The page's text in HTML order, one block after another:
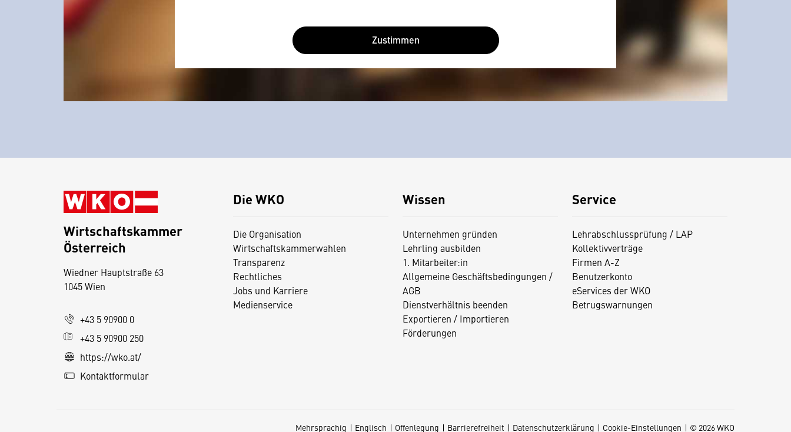
Zustimmen
Die WKO
Die Organisation
Wirtschaftskammerwahlen
Transparenz
Rechtliches
Jobs und Karriere
Medienservice
Wissen
Unternehmen gründen
Lehrling ausbilden
1. Mitarbeiter:in
Allgemeine Geschäftsbedingungen /
AGB
Dienstverhältnis beenden
Exportieren / Importieren
Förderungen
Service
Lehrabschlussprüfung / LAP
Kollektivverträge
Firmen A-Z
Benutzerkonto
eServices der WKO
Betrugswarnungen
Wirtschaftskammer
Österreich
Wiedner Hauptstraße 63
1045 Wien
+43 5 90900 0
+43 5 90900 250
https://wko.at/
Kontaktformular
Mehrsprachig Englisch Offenlegung Barrierefreiheit Datenschutzerklärung Cookie-Einstellungen © 2026 WKO